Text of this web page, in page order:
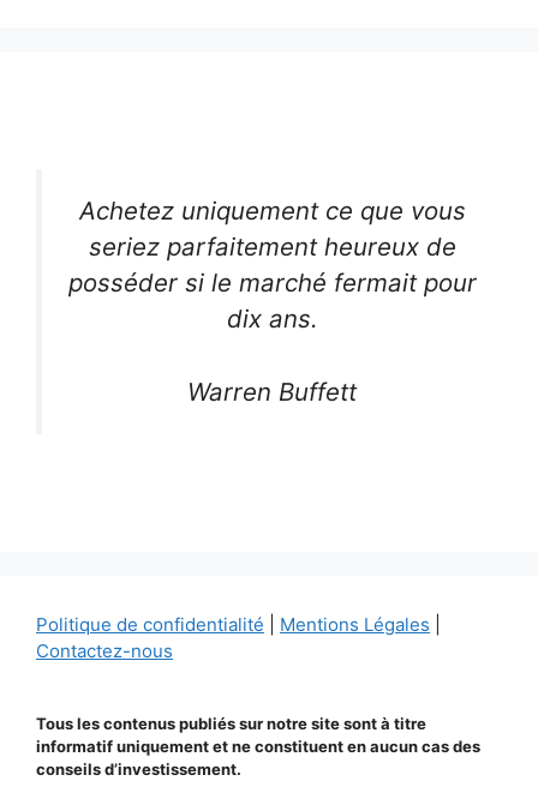
Achetez uniquement ce que vous
seriez parfaitement heureux de
posséder si le marché fermait pour
dix ans.
Warren Buffett
Politique de confidentialité Mentions Légales
Contactez-nous
Tous les contenus publiés sur notre site sont à titre
informatif uniquement et ne constituent en aucun cas des
conseils d’investissement.